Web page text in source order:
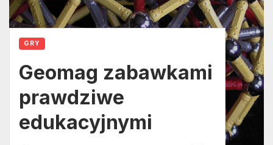
GRY
Geomag zabawkami
prawdziwe
edukacyjnymi